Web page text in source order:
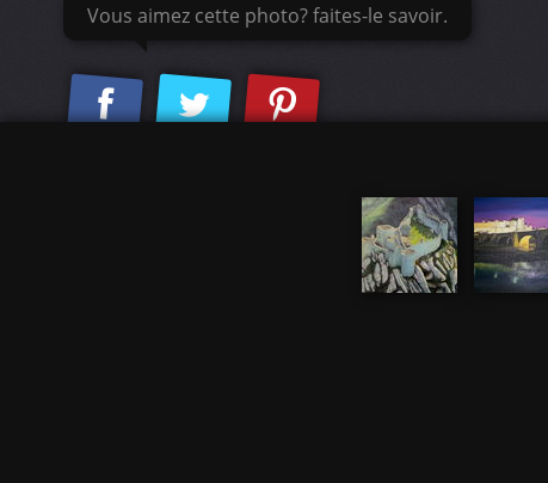
Vous aimez cette photo? faites-le savoir.